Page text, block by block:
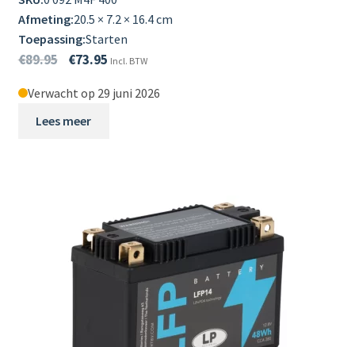
Afmeting:20.5 × 7.2 × 16.4 cm
Toepassing:Starten
€89.95 €73.95 Incl. BTW
Verwacht op 29 juni 2026
Lees meer